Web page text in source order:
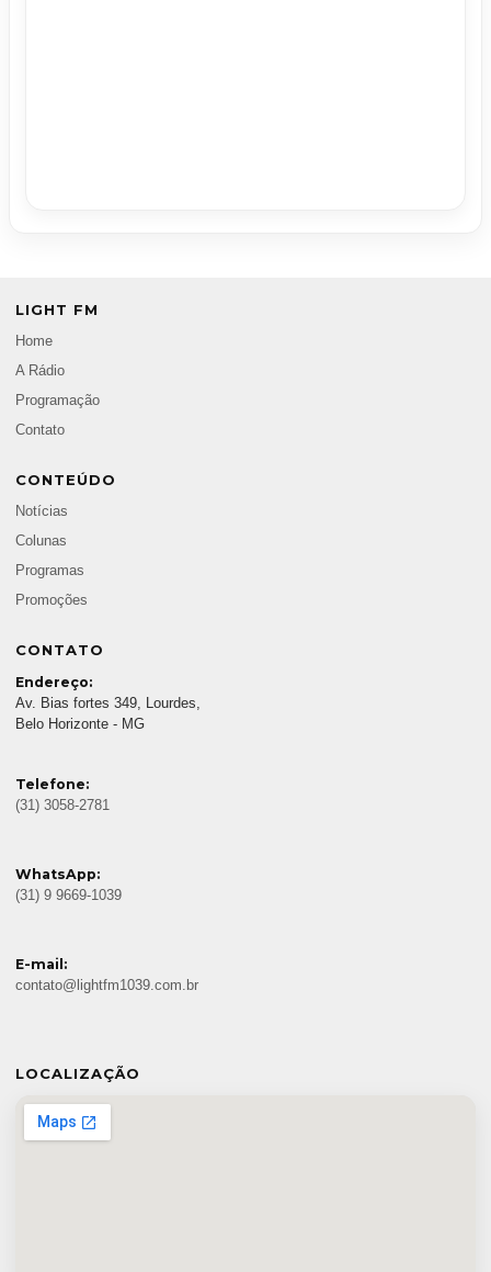
LIGHT FM
Home
A Rádio
Programação
Contato
CONTEÚDO
Notícias
Colunas
Programas
Promoções
CONTATO
Endereço:
Av. Bias fortes 349, Lourdes,
Belo Horizonte - MG
Telefone:
(31) 3058-2781
WhatsApp:
(31) 9 9669-1039
E-mail:
contato@lightfm1039.com.br
LOCALIZAÇÃO